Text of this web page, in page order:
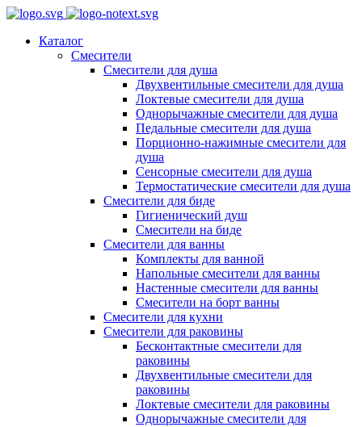
Каталог
Смесители
Смесители для душа
Двухвентильные смесители для душа
Локтевые смесители для душа
Однорычажные смесители для душа
Педальные смесители для душа
Порционно-нажимные смесители для
душа
Сенсорные смесители для душа
Термостатические смесители для душа
Смесители для биде
Гигиенический душ
Смесители на биде
Смесители для ванны
Комплекты для ванной
Напольные смесители для ванны
Настенные смесители для ванны
Смесители на борт ванны
Смесители для кухни
Смесители для раковины
Бесконтактные смесители для
раковины
Двухвентильные смесители для
раковины
Локтевые смесители для раковины
Однорычажные смесители для